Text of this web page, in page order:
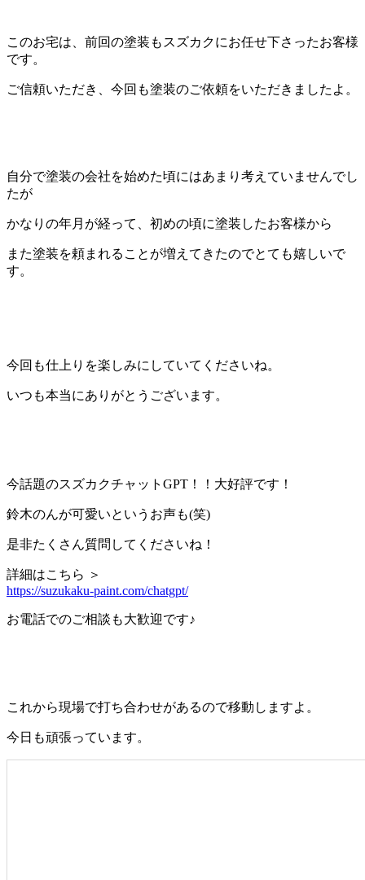
このお宅は、前回の塗装もスズカクにお任せ下さったお客様
です。
ご信頼いただき、今回も塗装のご依頼をいただきましたよ。
自分で塗装の会社を始めた頃にはあまり考えていませんでし
たが
かなりの年月が経って、初めの頃に塗装したお客様から
また塗装を頼まれることが増えてきたのでとても嬉しいで
す。
今回も仕上りを楽しみにしていてくださいね。
いつも本当にありがとうございます。
今話題のスズカクチャットGPT！！大好評です！
鈴木のんが可愛いというお声も(笑)
是非たくさん質問してくださいね！
詳細はこちら ＞
https://suzukaku-paint.com/chatgpt/
お電話でのご相談も大歓迎です♪
これから現場で打ち合わせがあるので移動しますよ。
今日も頑張っています。